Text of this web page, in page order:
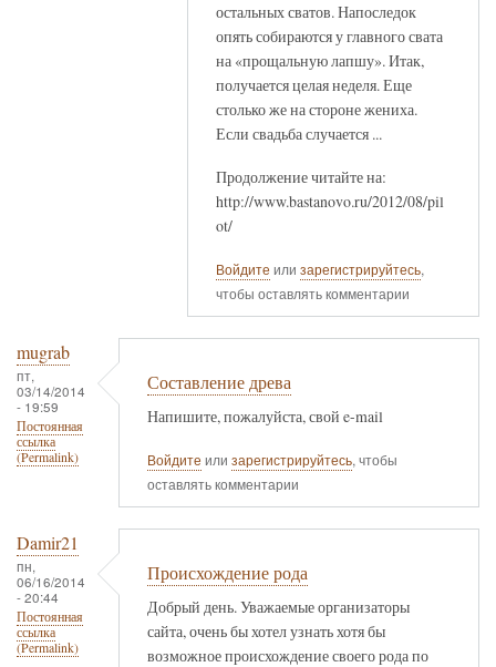
остальных сватов. Напоследок
опять собираются у главного свата
на «прощальную лапшу». Итак,
получается целая неделя. Еще
столько же на стороне жениха.
Если свадьба случается ...
Продолжение читайте на:
http://www.bastanovo.ru/2012/08/pil
ot/
Войдите или зарегистрируйтесь,
чтобы оставлять комментарии
mugrab
пт,
03/14/2014
- 19:59
Постоянная
ссылка
(Permalink)
Составление древа
Напишите, пожалуйста, свой e-mail
Войдите или зарегистрируйтесь, чтобы
оставлять комментарии
Damir21
пн,
06/16/2014
- 20:44
Постоянная
ссылка
(Permalink)
Происхождение рода
Добрый день. Уважаемые организаторы
сайта, очень бы хотел узнать хотя бы
возможное происхождение своего рода по